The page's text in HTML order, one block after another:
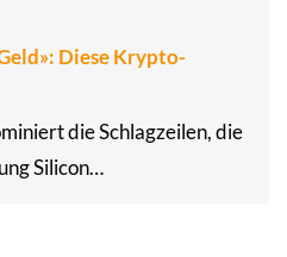
Diese Krypto-
die Schlagzeilen, die
Silicon…